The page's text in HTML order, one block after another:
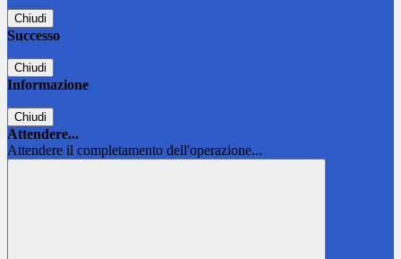
Chiudi
Successo
Chiudi
Informazione
Chiudi
Attendere...
Attendere il completamento dell'operazione...